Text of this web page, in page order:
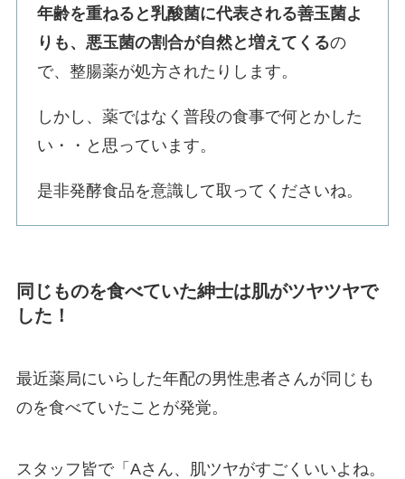
年齢を重ねると乳酸菌に代表される善玉菌よ
りも、悪玉菌の割合が自然と増えてくるの
で、整腸薬が処方されたりします。
しかし、薬ではなく普段の食事で何とかした
い・・と思っています。
是非発酵食品を意識して取ってくださいね。
同じものを食べていた紳士は肌がツヤツヤで
した！
最近薬局にいらした年配の男性患者さんが同じも
のを食べていたことが発覚。
スタッフ皆で「Aさん、肌ツヤがすごくいいよね。